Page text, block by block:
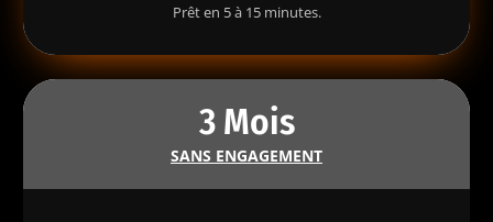
Prêt en 5 à 15 minutes.
3 Mois
SANS ENGAGEMENT